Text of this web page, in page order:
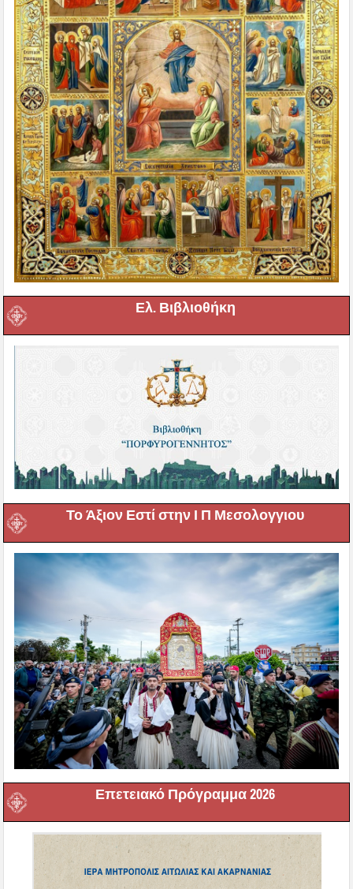
Ελ. Βιβλιοθήκη
Το Άξιον Εστί στην Ι Π Μεσολογγιου
Επετειακό Πρόγραμμα 2026